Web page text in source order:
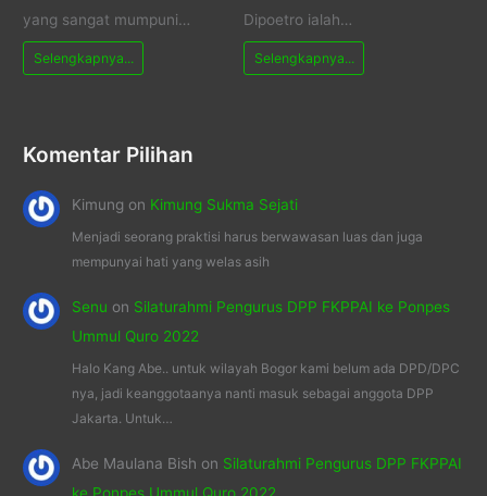
yang sangat mumpuni…
Selengkapnya...
Dipoetro ialah…
Selengkapnya...
Komentar Pilihan
Kimung on Kimung Sukma Sejati
Menjadi seorang praktisi harus berwawasan luas dan juga
mempunyai hati yang welas asih
Senu on Silaturahmi Pengurus DPP FKPPAI ke Ponpes
Ummul Quro 2022
Halo Kang Abe.. untuk wilayah Bogor kami belum ada DPD/DPC
nya, jadi keanggotaanya nanti masuk sebagai anggota DPP
Jakarta. Untuk…
Abe Maulana Bish on Silaturahmi Pengurus DPP FKPPAI
ke Ponpes Ummul Quro 2022